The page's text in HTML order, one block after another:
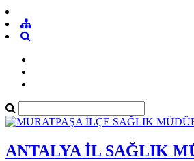
ANTALYA İL SAĞLIK